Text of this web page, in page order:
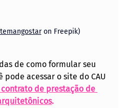
on Freepik)
de como formular seu
acessar o site do CAU
de prestação de
.